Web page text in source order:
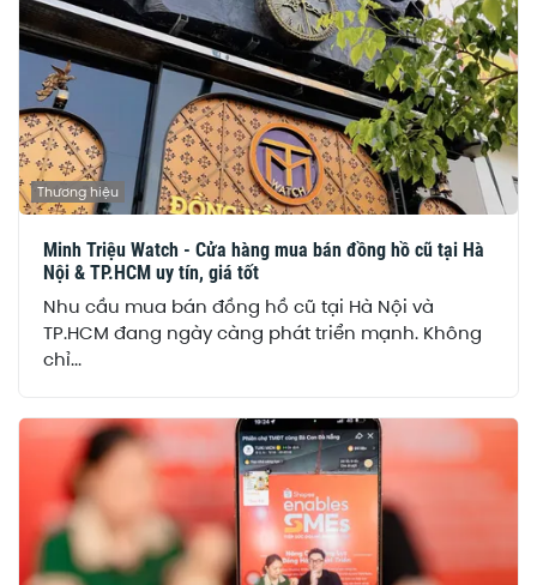
Thương hiệu
Minh Triệu Watch - Cửa hàng mua bán đồng hồ cũ tại Hà
Nội & TP.HCM uy tín, giá tốt
Nhu cầu mua bán đồng hồ cũ tại Hà Nội và
TP.HCM đang ngày càng phát triển mạnh. Không
chỉ...